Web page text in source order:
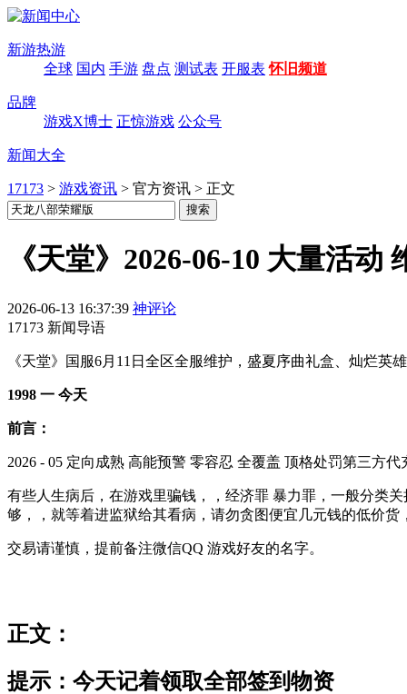
新游热游
全球 国内 手游 盘点 测试表 开服表 怀旧频道
品牌
游戏X博士 正惊游戏 公众号
新闻大全
17173 > 游戏资讯 > 官方资讯 > 正文
《天堂》2026-06-10 大量活动
2026-06-13 16:37:39 神评论
17173 新闻导语
《天堂》国服6月11日全区全服维护，盛夏序曲礼盒、灿烂英
1998 一 今天
前言：
2026 - 05 定向成熟 高能预警 零容忍 全覆盖 顶格处罚第三方代
有些人生病后，在游戏里骗钱，，经济罪 暴力罪，一般分类
够，，就等着进监狱给其看病，请勿贪图便宜几元钱的低价货
交易请谨慎，提前备注微信QQ 游戏好友的名字。
正文：
提示：今天记着领取全部签到物资